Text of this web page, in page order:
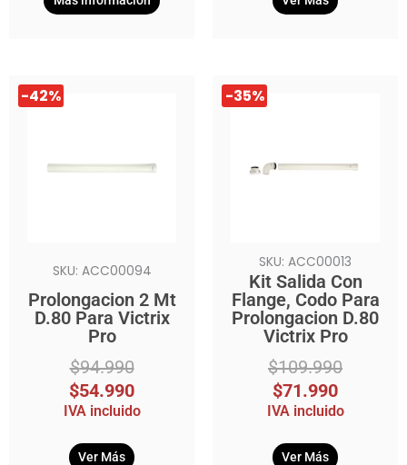
-42%
SKU: ACC00094
Prolongacion 2 Mt
D.80 Para Victrix
Pro
$94.990
El
precio
$54.990
El
precio
IVA incluido
Ver Más
-35%
SKU: ACC00013
Kit Salida Con
Flange, Codo Para
Prolongacion D.80
Victrix Pro
$109.990
El
precio
$109.990.
$71.990
El
precio
$71.990.
IVA incluido
Ver Más